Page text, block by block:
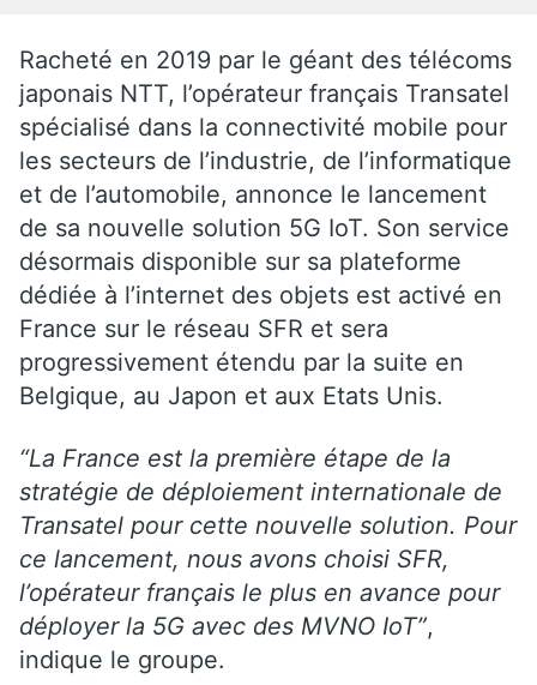
Racheté en 2019 par le géant des télécoms
japonais NTT, l’opérateur français Transatel
spécialisé dans la connectivité mobile pour
les secteurs de l’industrie, de l’informatique
et de l’automobile, annonce le lancement
de sa nouvelle solution 5G IoT. Son service
désormais disponible sur sa plateforme
dédiée à l’internet des objets est activé en
France sur le réseau SFR et sera
progressivement étendu par la suite en
Belgique, au Japon et aux Etats Unis.
“La France est la première étape de la
stratégie de déploiement internationale de
Transatel pour cette nouvelle solution. Pour
ce lancement, nous avons choisi SFR,
l’opérateur français le plus en avance pour
déployer la 5G avec des MVNO IoT”,
indique le groupe.